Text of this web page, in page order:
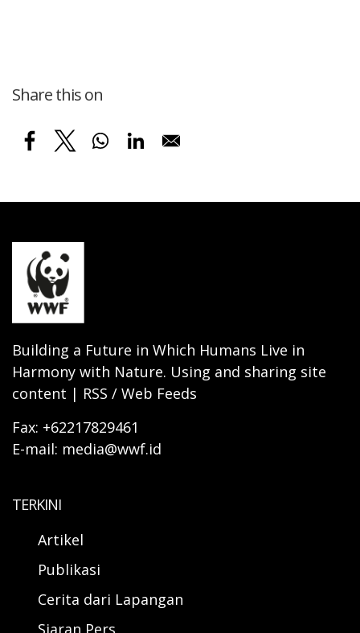
Share this on
Building a Future in Which Humans Live in
Harmony with Nature. Using and sharing site
content | RSS / Web Feeds
Fax: +62217829461
E-mail: media@wwf.id
TERKINI
Artikel
Publikasi
Cerita dari Lapangan
Siaran Pers